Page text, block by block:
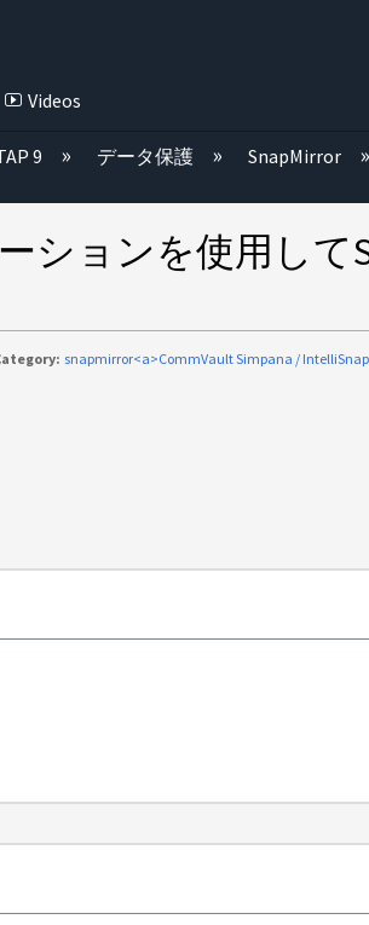
Videos
たたむ
9 データ保護 SnapMirror
ションを使用して
snapmirror<a>CommVault Simpana /